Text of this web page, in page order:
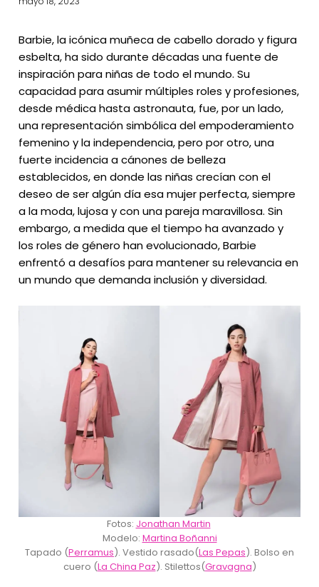
Barbie, la icónica muñeca de cabello dorado y figura
esbelta, ha sido durante décadas una fuente de
inspiración para niñas de todo el mundo. Su
capacidad para asumir múltiples roles y profesiones,
desde médica hasta astronauta, fue, por un lado,
una representación simbólica del empoderamiento
femenino y la independencia, pero por otro, una
fuerte incidencia a cánones de belleza
establecidos, en donde las niñas crecían con el
deseo de ser algún día esa mujer perfecta, siempre
a la moda, lujosa y con una pareja maravillosa. Sin
embargo, a medida que el tiempo ha avanzado y
los roles de género han evolucionado, Barbie
enfrentó a desafíos para mantener su relevancia en
un mundo que demanda inclusión y diversidad.
Fotos: Jonathan Martin
Modelo: Martina Boñanni
Tapado (Perramus). Vestido rasado(Las Pepas). Bolso en
cuero (La China Paz). Stilettos(Gravagna)